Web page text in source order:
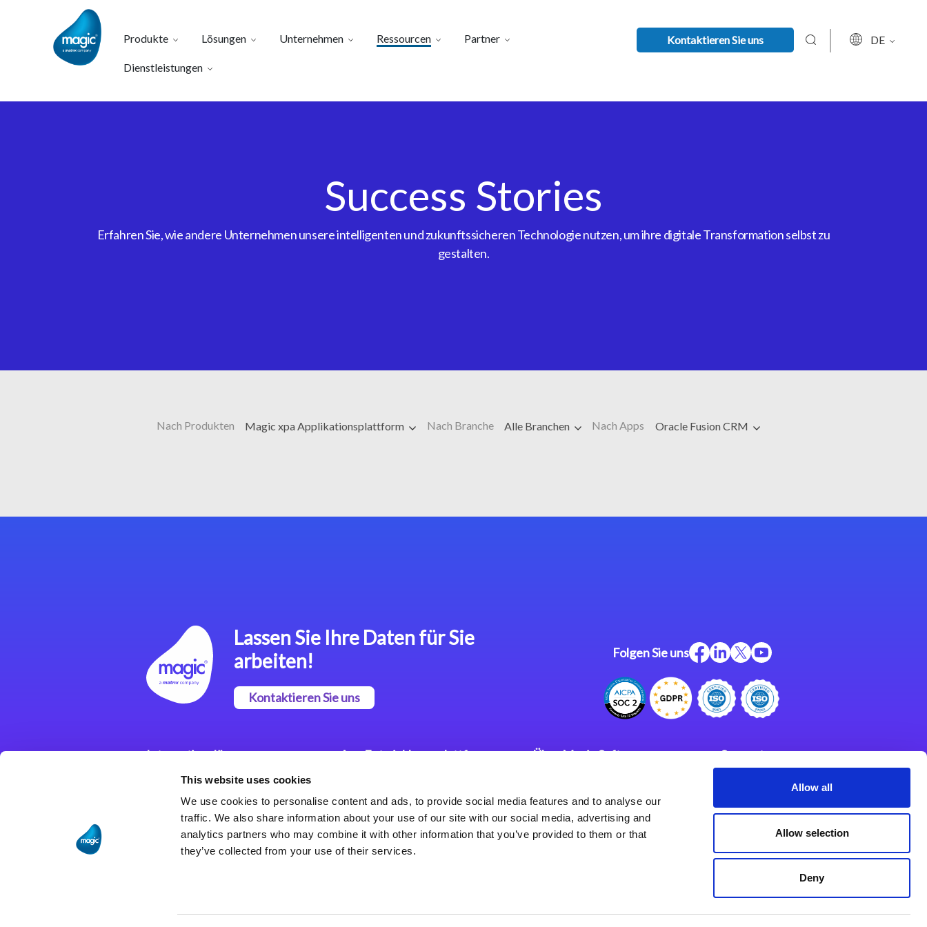
This website uses cookies
We use cookies to personalise content and ads, to provide social media features and to analyse our
traffic. We also share information about your use of our site with our social media, advertising and
analytics partners who may combine it with other information that you’ve provided to them or that
they’ve collected from your use of their services.
Allow all
Allow selection
Deny
Produkte Lösungen Unternehmen Ressourcen Partner
Dienstleistungen
Kontaktieren Sie uns DE
Success Stories
Erfahren Sie, wie andere Unternehmen unsere intelligenten und zukunftssicheren Technologie nutzen, um ihre digitale Transformation selbst zu
gestalten.
Nach Produkten Magic xpa Applikationsplattform Nach Branche Alle Branchen Nach Apps Oracle Fusion CRM
Lassen Sie Ihre Daten für Sie
arbeiten!
Kontaktieren Sie uns
Folgen Sie uns
Integrationslösungen
Magic xpi
Integrationsplattform
App Entwicklungsplattform
Plattform
Magic xpa Web Application
Framework
Über Magic Software
Karriere
Datenschutzerklärung
Weltweite Niederlassungen
Support
Impressum